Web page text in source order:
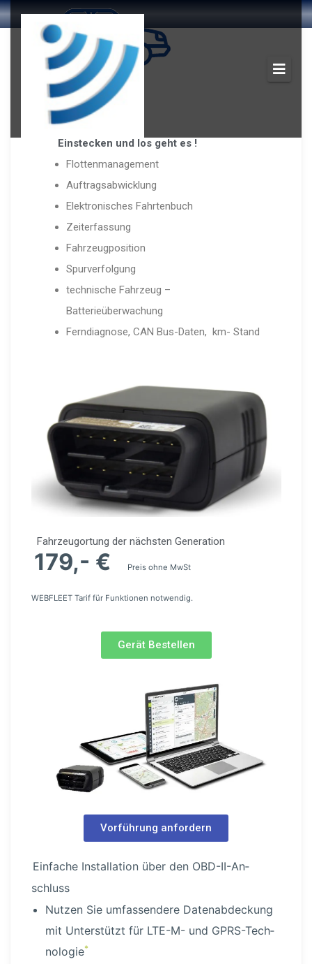
LINK 245
Einstecken und los geht es !
Flottenmanagement
Auftragsabwicklung
Elektronisches Fahrtenbuch
Zeiterfassung
Fahrzeugposition
Spurverfolgung
technische Fahrzeug –
Batterieüberwachung
Ferndiagnose, CAN Bus-Daten, km- Stand
Fahrzeu­g­or­tung der nächsten Generation
179,- € Preis ohne MwSt
WEBFLEET Tarif für Funktionen notwendig.
Gerät Bestellen
Vorführung anfordern
Einfache Instal­lation über den OBD-I­I-An­
schluss
Nutzen Sie umfas­sendere Daten­ab­de­ckung
mit Unterstützt für LTE-M- und GPRS-Tech­
no­logie*